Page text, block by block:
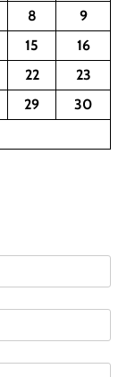
8
9
15
16
22
23
29
30